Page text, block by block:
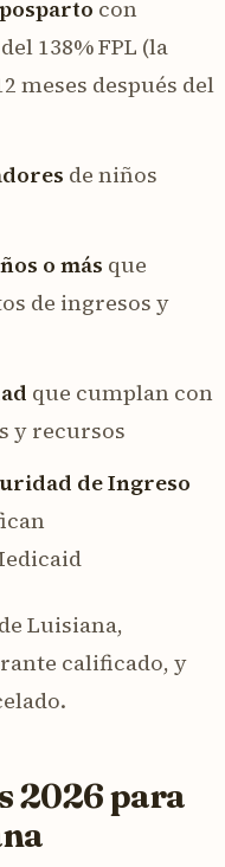
con
138% FPL (la
meses después del
de niños
o más que
de ingresos y
que cumplan con
y recursos
de Ingreso
Luisiana,
calificado, y
2026 para